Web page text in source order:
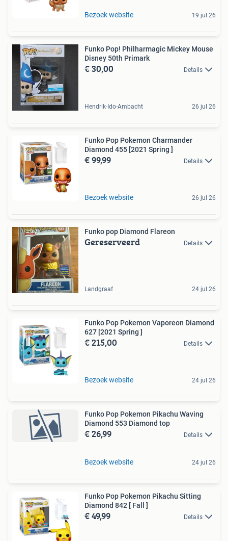
Bezoek website 19 jul 26
Funko Pop! Philharmagic Mickey Mouse
Disney 50th Primark
€ 30,00 Details
Hendrik-Ido-Ambacht 26 jul 26
Funko Pop Pokemon Charmander
Diamond 455 [2021 Spring ]
€ 99,99 Details
Bezoek website 26 jul 26
Funko pop Diamond Flareon
Gereserveerd Details
Landgraaf 24 jul 26
Funko Pop Pokemon Vaporeon Diamond
627 [2021 Spring ]
€ 215,00 Details
Bezoek website 24 jul 26
Funko Pop Pokemon Pikachu Waving
Diamond 553 Diamond top
€ 26,99 Details
Bezoek website 24 jul 26
Funko Pop Pokemon Pikachu Sitting
Diamond 842 [ Fall ]
€ 49,99 Details